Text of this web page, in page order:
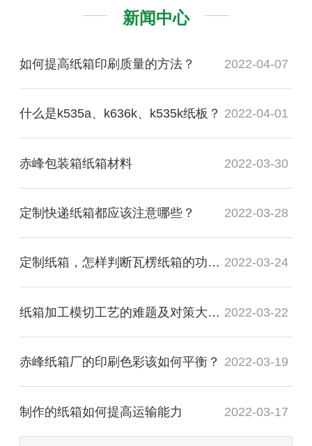
新闻中心
如何提高纸箱印刷质量的方法？ 2022-04-07
什么是k535a、k636k、k535k纸板？ 2022-04-01
赤峰包装箱纸箱材料 2022-03-30
定制快递纸箱都应该注意哪些？ 2022-03-28
定制纸箱，怎样判断瓦楞纸箱的功能质量是否合格？ 2022-03-24
纸箱加工模切工艺的难题及对策大盘点 2022-03-22
赤峰纸箱厂的印刷色彩该如何平衡？ 2022-03-19
制作的纸箱如何提高运输能力 2022-03-17